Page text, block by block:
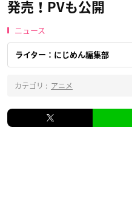
発売！PVも公開
ニュース
ライター：にじめん編集部
カテゴリ : アニメ